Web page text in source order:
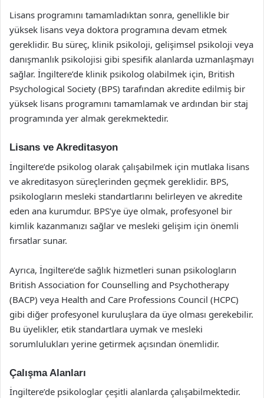
Lisans programını tamamladıktan sonra, genellikle bir
yüksek lisans veya doktora programına devam etmek
gereklidir. Bu süreç, klinik psikoloji, gelişimsel psikoloji veya
danışmanlık psikolojisi gibi spesifik alanlarda uzmanlaşmayı
sağlar. İngiltere’de klinik psikolog olabilmek için, British
Psychological Society (BPS) tarafından akredite edilmiş bir
yüksek lisans programını tamamlamak ve ardından bir staj
programında yer almak gerekmektedir.
Lisans ve Akreditasyon
İngiltere’de psikolog olarak çalışabilmek için mutlaka lisans
ve akreditasyon süreçlerinden geçmek gereklidir. BPS,
psikologların mesleki standartlarını belirleyen ve akredite
eden ana kurumdur. BPS’ye üye olmak, profesyonel bir
kimlik kazanmanızı sağlar ve mesleki gelişim için önemli
fırsatlar sunar.
Ayrıca, İngiltere’de sağlık hizmetleri sunan psikologların
British Association for Counselling and Psychotherapy
(BACP) veya Health and Care Professions Council (HCPC)
gibi diğer profesyonel kuruluşlara da üye olması gerekebilir.
Bu üyelikler, etik standartlara uymak ve mesleki
sorumlulukları yerine getirmek açısından önemlidir.
Çalışma Alanları
İngiltere’de psikologlar çeşitli alanlarda çalışabilmektedir.